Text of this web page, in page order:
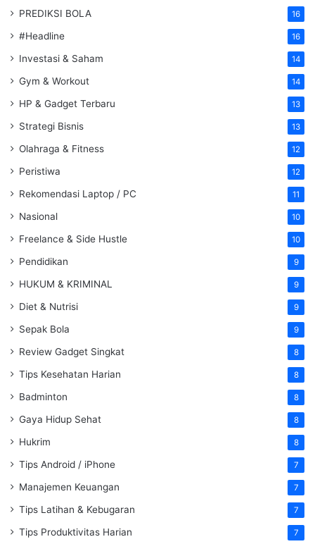
PREDIKSI BOLA 16
#Headline 16
Investasi & Saham 14
Gym & Workout 14
HP & Gadget Terbaru 13
Strategi Bisnis 13
Olahraga & Fitness 12
Peristiwa 12
Rekomendasi Laptop / PC 11
Nasional 10
Freelance & Side Hustle 10
Pendidikan 9
HUKUM & KRIMINAL 9
Diet & Nutrisi 9
Sepak Bola 9
Review Gadget Singkat 8
Tips Kesehatan Harian 8
Badminton 8
Gaya Hidup Sehat 8
Hukrim 8
Tips Android / iPhone 7
Manajemen Keuangan 7
Tips Latihan & Kebugaran 7
Tips Produktivitas Harian 7